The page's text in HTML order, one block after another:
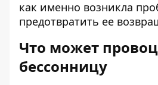
как именно возникла
предотвратить ее
Что может
бессонницу